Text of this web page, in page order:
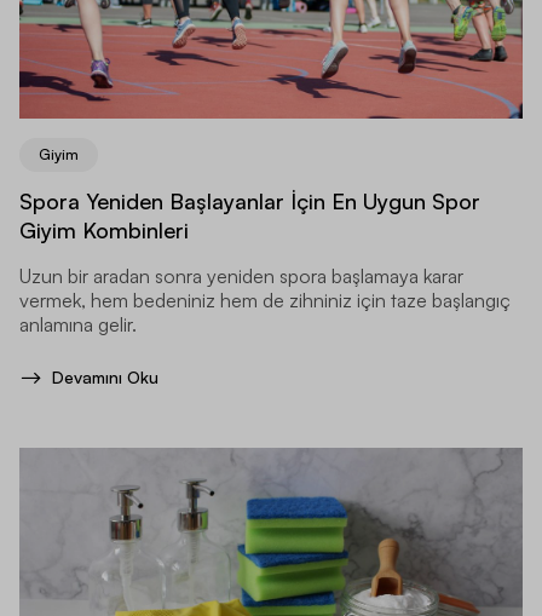
Giyim
Spora Yeniden Başlayanlar İçin En Uygun Spor
Giyim Kombinleri
Uzun bir aradan sonra yeniden spora başlamaya karar
vermek, hem bedeniniz hem de zihniniz için taze başlangıç
anlamına gelir.
Devamını Oku